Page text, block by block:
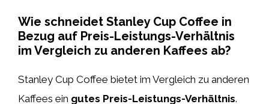
Wie schneidet Stanley Cup Coffee in
Bezug auf Preis-Leistungs-Verhältnis
im Vergleich zu anderen Kaffees ab?
Stanley Cup Coffee bietet im Vergleich zu anderen
Kaffees ein gutes Preis-Leistungs-Verhältnis.